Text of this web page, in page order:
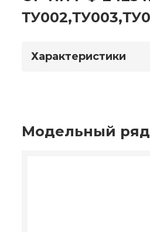
Характеристики
Модельный ряд